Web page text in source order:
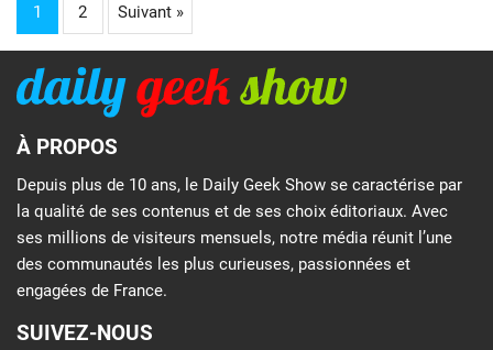
1 2 Suivant »
À PROPOS
Depuis plus de 10 ans, le Daily Geek Show se caractérise par
la qualité de ses contenus et de ses choix éditoriaux. Avec
ses millions de visiteurs mensuels, notre média réunit l’une
des communautés les plus curieuses, passionnées et
engagées de France.
SUIVEZ-NOUS